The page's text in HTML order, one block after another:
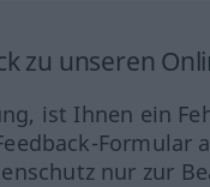
zu unseren
ist Ihnen ein
nur zur